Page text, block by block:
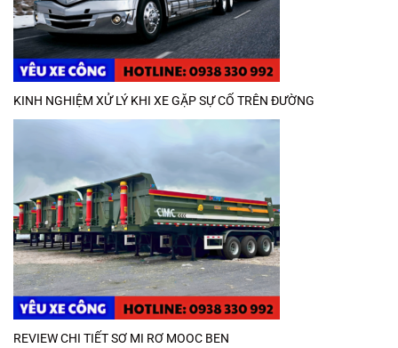
KINH NGHIỆM XỬ LÝ KHI XE GẶP SỰ CỐ TRÊN ĐƯỜNG
REVIEW CHI TIẾT SƠ MI RƠ MOOC BEN